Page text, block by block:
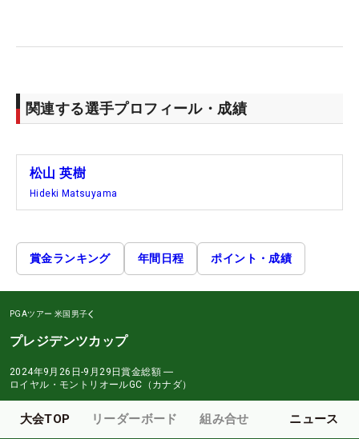
関連する選手プロフィール・成績
松山 英樹
Hideki Matsuyama
賞金ランキング 年間日程 ポイント・成績
PGAツアー 米国男子
プレジデンツカップ
2024年9月26日-9月29日賞金総額 ―
ロイヤル・モントリオールGC（カナダ）
大会TOP リーダーボード 組み合せ ニュース